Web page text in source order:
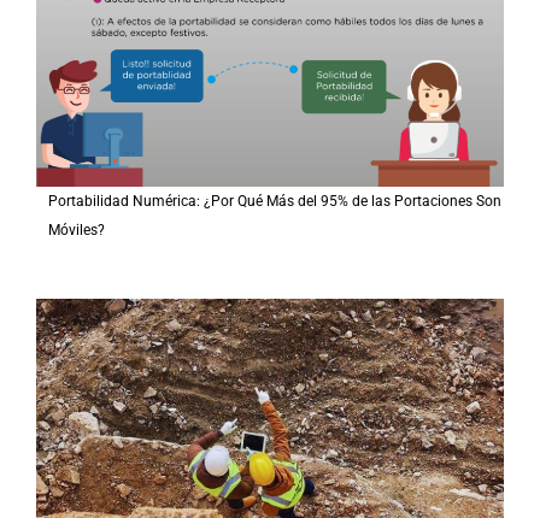
Portabilidad Numérica: ¿Por Qué Más del 95% de las Portaciones Son
Móviles?